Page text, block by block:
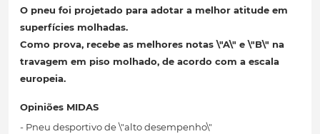
O pneu foi projetado para adotar a melhor atitude em
superfícies molhadas.
Como prova, recebe as melhores notas \"A\" e \"B\" na
travagem em piso molhado, de acordo com a escala
europeia.
Opiniões MIDAS
- Pneu desportivo de \"alto desempenho\"